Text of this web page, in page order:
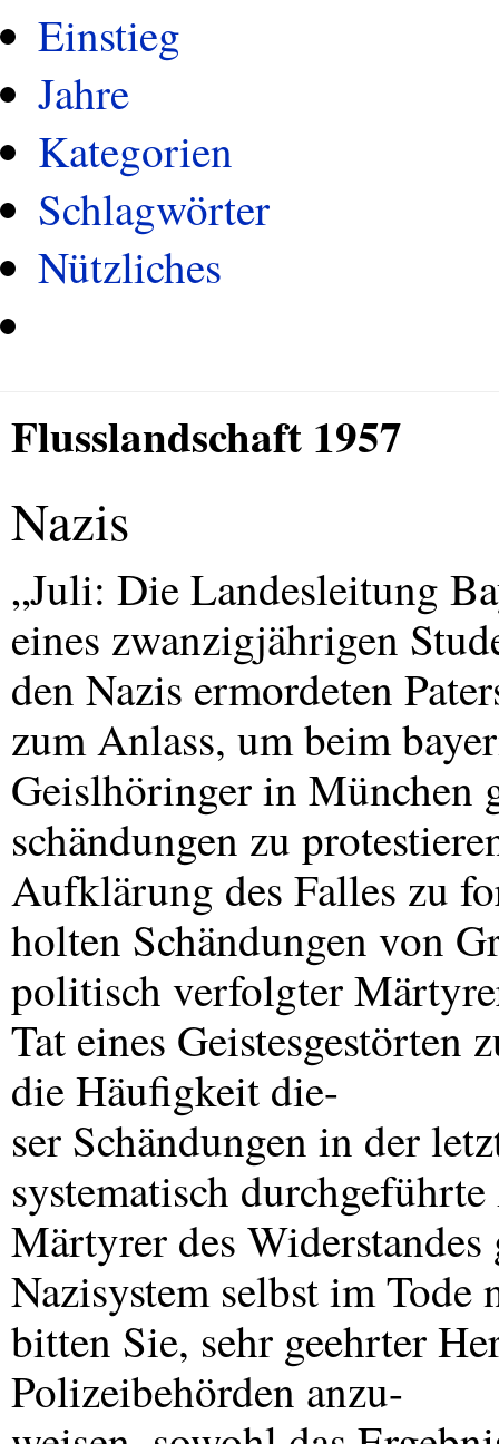
Einstieg
Jahre
Kategorien
Schlagwörter
Nützliches
Flusslandschaft 1957
Nazis
„Juli: Die Landesleitung
eines zwanzigjährigen
den Nazis ermordeten
zum Anlass, um beim
Geislhöringer in München
schändungen zu
Aufklärung des Falles zu
holten Schändungen von
politisch verfolgter
Tat eines
die Häufigkeit die-
ser Schändungen in der
systematisch
Märtyrer des Widerstandes
Nazisystem selbst im
bitten Sie, sehr geehrter
Polizeibehörden anzu-